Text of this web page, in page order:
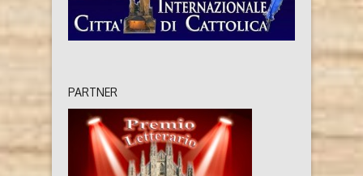
PARTNER